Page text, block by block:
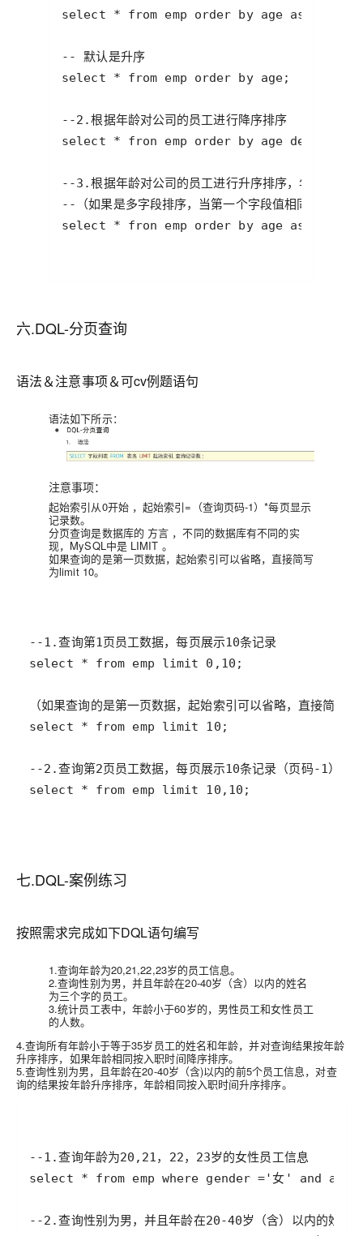
-- 默认是升序
六.DQL-分页查询
语法＆注意事项＆可cv例题语句
语法如下所示：
注意事项：
起始索引从0开始 ，起始索引=（查询页码-1）*每页显示
记录数。
分页查询是数据库的 方言 ，不同的数据库有不同的实
现，MySQL中是LIMIT 。
如果查询的是第一页数据，起始索引可以省略，直接简写
为limit 10。
七.DQL-案例练习
按照需求完成如下DQL语句编写
1.查询年龄为20,21,22,23岁的员工信息。
2.查询性别为男，并且年龄在20-40岁（含）以内的姓名
为三个字的员工。
3.统计员工表中，年龄小于60岁的，男性员工和女性员工
的人数。
4.查询所有年龄小于等于35岁员工的姓名和年龄，并对查询结果按年龄
升序排序，如果年龄相同按入职时间降序排序。
5.查询性别为男，且年龄在20-40岁（含)以内的前5个员工信息，对查
询的结果按年龄升序排序，年龄相同按入职时间升序排序。